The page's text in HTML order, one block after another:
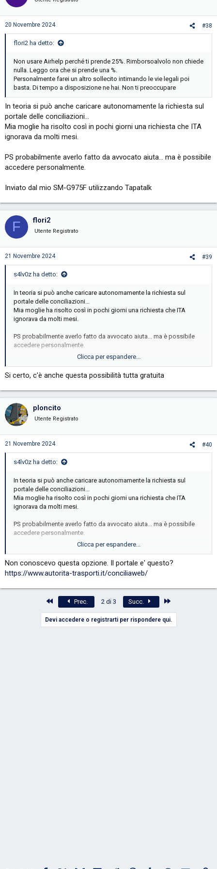
20 Novembre 2024 #38
flori2 ha detto:
Non usare Airhelp perché ti prende 25%. Rimborsoalvolo non chiede
nulla. Leggo ora che si prende una %.
Personalmente farei un altro sollecito intimando le vie legali poi
basta. Di tempo a disposizione ne hai. Non ti preoccupare
In teoria si può anche caricare autonomamente la richiesta sul
portale delle conciliazioni...
Mia moglie ha risolto così in pochi giorni una richiesta che ITA
ignorava da molti mesi.
PS probabilmente averlo fatto da avvocato aiuta... ma è possibile
accedere personalmente.
Inviato dal mio SM-G975F utilizzando Tapatalk
F flori2
Utente Registrato
21 Novembre 2024 #39
s4lv0z ha detto:
In teoria si può anche caricare autonomamente la richiesta sul
portale delle conciliazioni...
Mia moglie ha risolto così in pochi giorni una richiesta che ITA
ignorava da molti mesi.
PS probabilmente averlo fatto da avvocato aiuta... ma è possibile
accedere personalmente.
Inviato dal mio SM-G975F utilizzando Tapatalk
Clicca per espandere...
Si certo, c'è anche questa possibilità tutta gratuita
ploncito
Utente Registrato
21 Novembre 2024 #40
s4lv0z ha detto:
In teoria si può anche caricare autonomamente la richiesta sul
portale delle conciliazioni...
Mia moglie ha risolto così in pochi giorni una richiesta che ITA
ignorava da molti mesi.
PS probabilmente averlo fatto da avvocato aiuta... ma è possibile
accedere personalmente.
Inviato dal mio SM-G975F utilizzando Tapatalk
Clicca per espandere...
Non conoscevo questa opzione. Il portale e' questo?
https://www.autorita-trasporti.it/conciliaweb/
Primo Prec. 2 di 3 Succ.
Devi accedere o registrarti per rispondere qui.